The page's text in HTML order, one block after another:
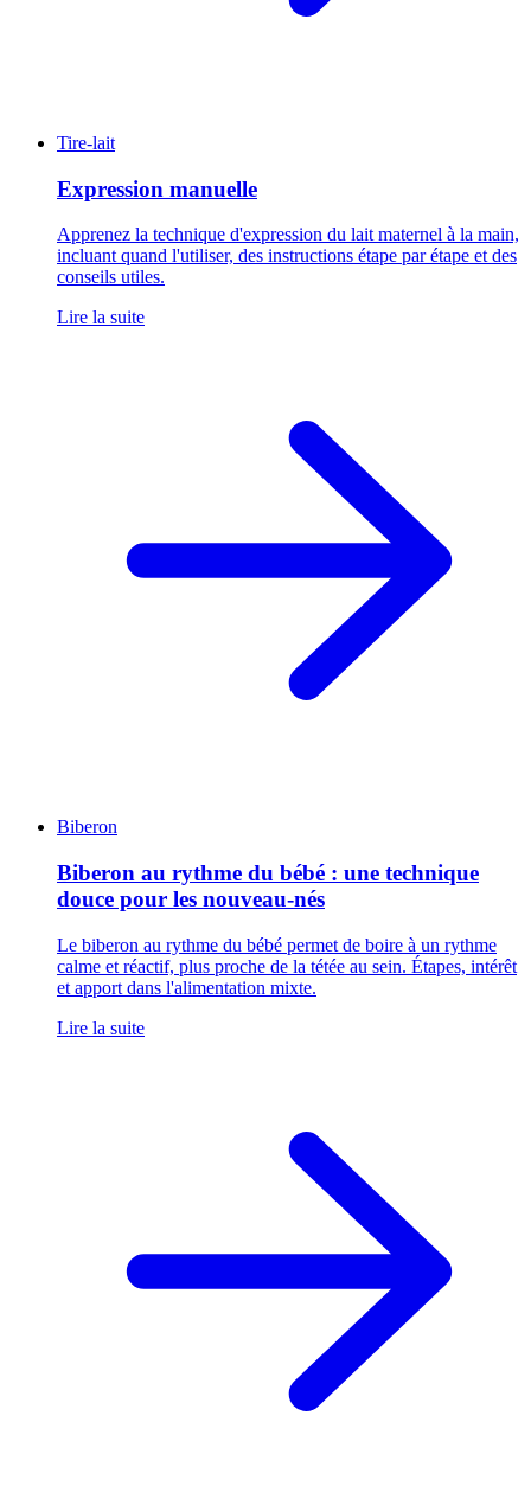
Tire-lait
Expression manuelle
Apprenez la technique d'expression du lait maternel à la main,
incluant quand l'utiliser, des instructions étape par étape et des
conseils utiles.
Lire la suite
Biberon
Biberon au rythme du bébé : une technique
douce pour les nouveau-nés
Le biberon au rythme du bébé permet de boire à un rythme
calme et réactif, plus proche de la tétée au sein. Étapes, intérêt
et apport dans l'alimentation mixte.
Lire la suite